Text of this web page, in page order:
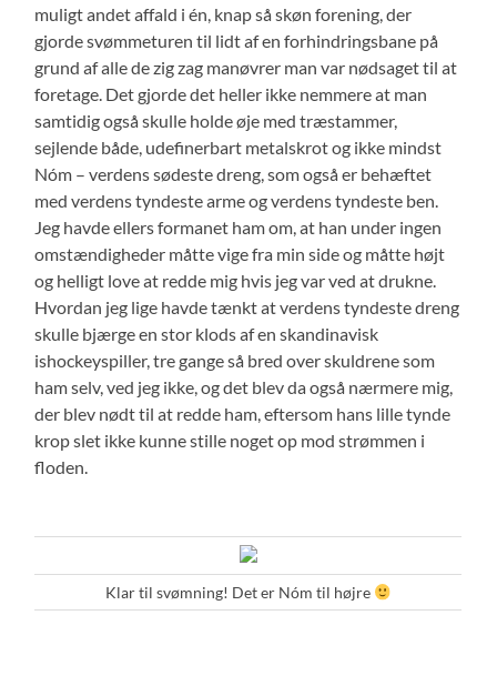
muligt andet affald i én, knap så skøn forening, der
gjorde svømmeturen til lidt af en forhindringsbane på
grund af alle de zig zag manøvrer man var nødsaget til at
foretage. Det gjorde det heller ikke nemmere at man
samtidig også skulle holde øje med træstammer,
sejlende både, udefinerbart metalskrot og ikke mindst
Nóm – verdens sødeste dreng, som også er behæftet
med verdens tyndeste arme og verdens tyndeste ben.
Jeg havde ellers formanet ham om, at han under ingen
omstændigheder måtte vige fra min side og måtte højt
og helligt love at redde mig hvis jeg var ved at drukne.
Hvordan jeg lige havde tænkt at verdens tyndeste dreng
skulle bjærge en stor klods af en skandinavisk
ishockeyspiller, tre gange så bred over skuldrene som
ham selv, ved jeg ikke, og det blev da også nærmere mig,
der blev nødt til at redde ham, eftersom hans lille tynde
krop slet ikke kunne stille noget op mod strømmen i
floden.
Klar til svømning! Det er Nóm til højre